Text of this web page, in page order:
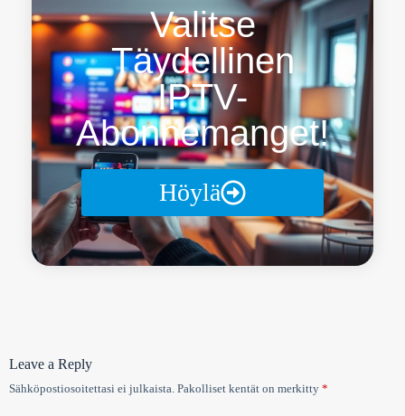
Valitse
Täydellinen
IPTV-
Abonnemanget!
Höylä
Leave a Reply
Sähköpostiosoitettasi ei julkaista. Pakolliset kentät on merkitty *